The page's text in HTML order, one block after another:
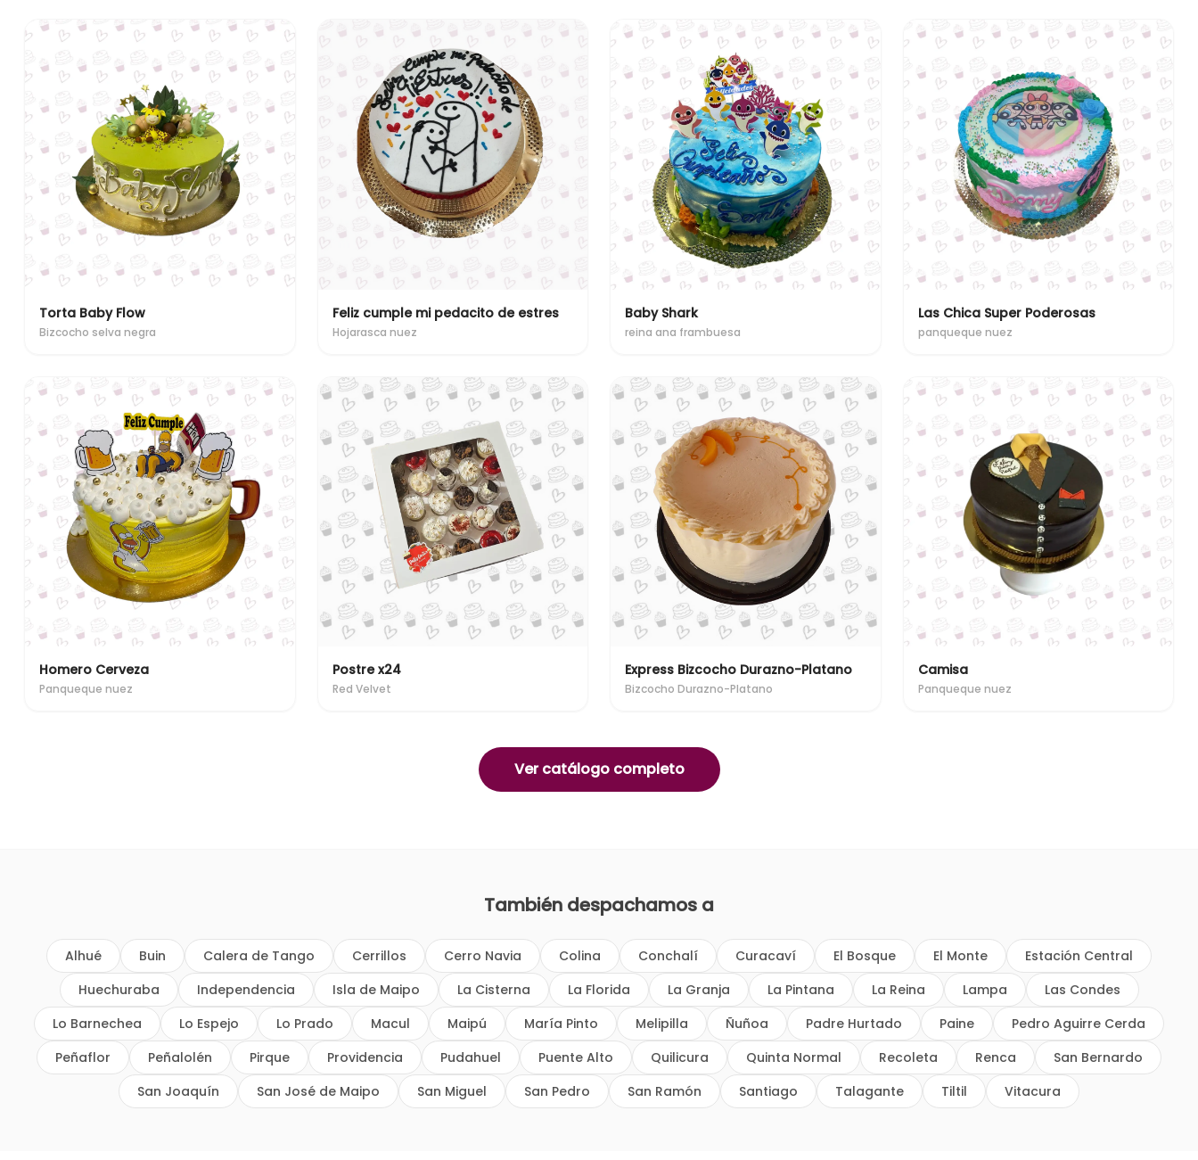
Torta Baby Flow
Bizcocho selva negra
Feliz cumple mi pedacito de estres
Hojarasca nuez
Baby Shark
reina ana frambuesa
Las Chica Super Poderosas
panqueque nuez
Homero Cerveza
Panqueque nuez
Postre x24
Red Velvet
Express Bizcocho Durazno-Platano
Bizcocho Durazno-Platano
Camisa
Panqueque nuez
Ver catálogo completo
También despachamos a
Alhué Buin Calera de Tango Cerrillos Cerro Navia Colina Conchalí Curacaví El Bosque El Monte
Estación Central
Huechuraba
Independencia Isla de Maipo La Cisterna La Florida La Granja La Pintana La Reina Lampa
Las Condes
Lo Barnechea
Lo Espejo Lo Prado Macul Maipú María Pinto Melipilla Ñuñoa Padre Hurtado Paine
Pedro Aguirre Cerda
Peñaflor
Peñalolén Pirque Providencia Pudahuel Puente Alto Quilicura Quinta Normal Recoleta Renca
San Bernardo
San Joaquín
San José de Maipo San Miguel San Pedro San Ramón Santiago Talagante Tiltil Vitacura